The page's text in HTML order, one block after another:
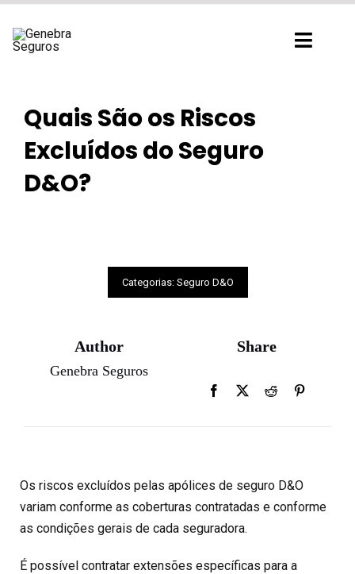
para
Quais São os Riscos
Excluídos do Seguro
D&O?
Categorias: Seguro D&O
Author
Genebra Seguros
Share
Os riscos excluídos pelas apólices de seguro D&O
variam conforme as coberturas contratadas e conforme
as condições gerais de cada seguradora.
É possível contratar extensões específicas para a